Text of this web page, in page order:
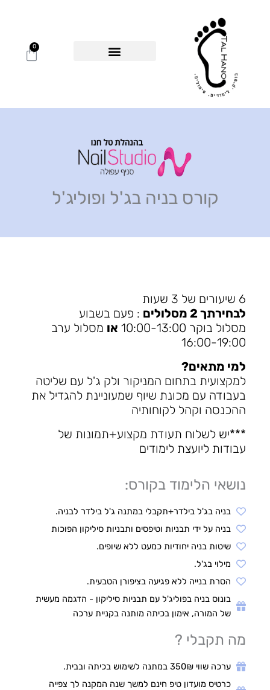
0
עגלת
קורס בניה בג'ל ופוליג'ל
6 שיעורים של 3 שעות
לבחירתך 2 מסלולים
: פעם בשבוע
מסלול בוקר 10:00-13:00
או מסלול ערב
16:00-19:00
למי מתאים?
למקצועית בתחום המניקור ולק ג'ל עם שליטה
בעבודה עם מכונת שיוף שמעוניינת להגדיל את
ההכנסה וקהל לקוחותיה
***יש לשלוח תעודת מקצוע+תמונות של
עבודות ליועצת לימודים
נושאי הלימוד בקורס:
בניה בג'ל בילדר+תקבלי במתנה ג'ל בילדר לבניה.
בניה על ידי תבניות וטיפסים ותבניות סיליקון הפוכות
שיטות בניה יחודיות כמעט ללא שיופים.
מילוי בג'ל.
הסרת בנייה ללא פגיעה בציפורן הטבעית.
בונוס בניה בפוליג'ל עם תבניות סיליקון - הדגמה מעשית
של המורה, אימון בכיתה מותנה בקניית ערכה
מה תקבלי ?
ערכה שווי 350₪ במתנה לשימוש בכיתה ובבית.
כרטיס מועדון טיפ חינם למשך שנה המקנה לך צפייה